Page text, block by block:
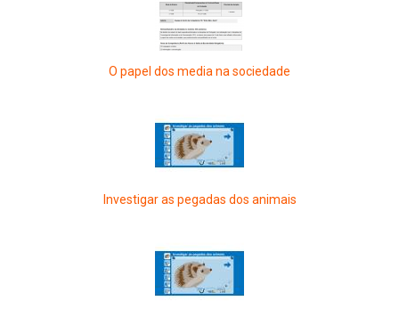
O papel dos media na sociedade
Investigar as pegadas dos animais